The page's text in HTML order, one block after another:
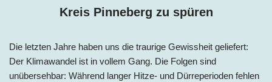
Kreis Pinneberg zu spüren
Die letzten Jahre haben uns die traurige Gewissheit geliefert:
Der Klimawandel ist in vollem Gang. Die Folgen sind
unübersehbar: Während langer Hitze- und Dürreperioden fehlen